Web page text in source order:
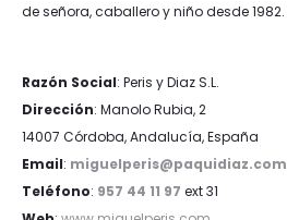
de señora, caballero y niño desde 1982.
Razón Social: Peris y Diaz S.L.
Dirección: Manolo Rubia, 2
14007 Córdoba, Andalucía, España
Email: miguelperis@paquidiaz.com
Teléfono: 957 44 11 97 ext 31